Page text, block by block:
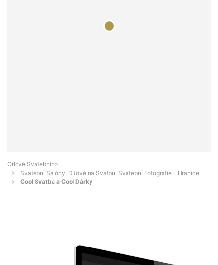
Orlové Svatebního
Svatební Salóny, DJové na Svatbu, Svatební Fotografie - Hranice
Cool Svatba a Cool Dárky